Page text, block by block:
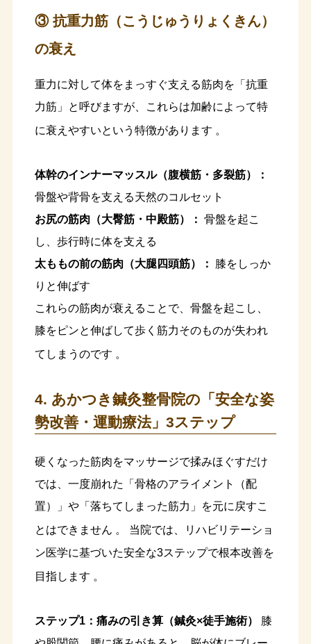
③ 抗重力筋（こうじゅうりょくきん）
の衰え
重力に対して体をまっすぐ支える筋肉を「抗重
力筋」と呼びますが、これらは加齢によって特
に衰えやすいという特徴があります 。
体幹のインナーマッスル（腹横筋・多裂筋）：
骨盤や背骨を支える天然のコルセット
お尻の筋肉（大臀筋・中殿筋）： 骨盤を起こ
し、歩行時に体を支える
太ももの前の筋肉（大腿四頭筋）：
膝をしっか
りと伸ばす
これらの筋肉が衰えることで、骨盤を起こし、
膝をピンと伸ばして歩く筋力そのものが失われ
てしまうのです 。
4. あかつき鍼灸整骨院の「安全な姿
勢改善・運動療法」3ステップ
硬くなった筋肉をマッサージで揉みほぐすだけ
では、一度崩れた「骨格のアライメント（配
置）」や「落ちてしまった筋力」を元に戻すこ
とはできません 。 当院では、リハビリテーショ
ン医学に基づいた安全な3ステップで根本改善を
目指します 。
ステップ1：痛みの引き算（鍼灸×徒手施術）
膝